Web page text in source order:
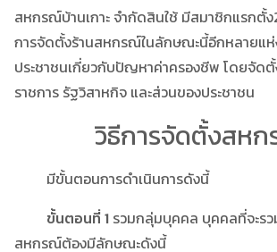
สหกรณ์บ้านเกาะ จำกัดสินใช้ มีสมาชิกแรกตั้
การจัดตั้งร้านสหกรณ์ในลักษณะนี้อีกหลายแห่
ประชาชนเกี่ยวกับปัญหาค่าครองชีพ โดยจัด
ราชการ รัฐวิสาหกิจ และส่วนของประชาชน
วิธีการจัดตั้งสห
มีขั้นตอนการดำเนินการดังนี้
ขั้นตอนที่ 1 รวมกลุ่มบุคคล บุคคลที่จะร
สหกรณ์ต้องมีลักษณะดังนี้